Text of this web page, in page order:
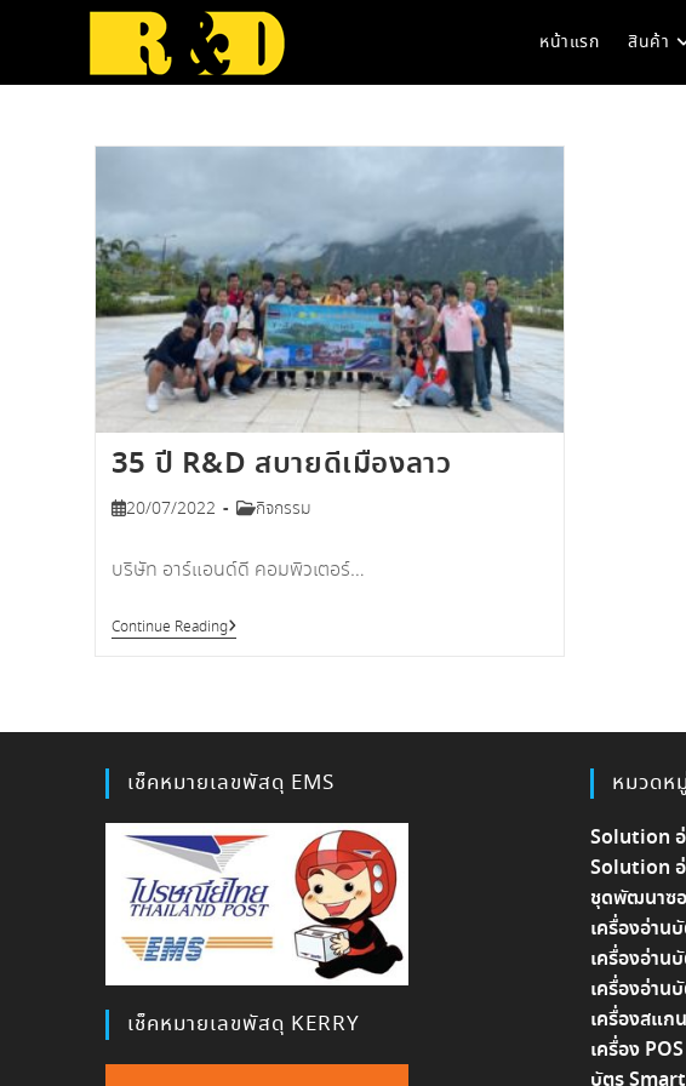
หน้าแรก สินค้า
35 ปี R&D สบายดีเมืองลาว
Post20/07/2022
Postกิจกรรม
บริษัท อาร์แอนด์ดี คอมพิวเตอร์…
Continue Reading35
ปี
เช็คหมายเลขพัสดุ EMS
เช็คหมายเลขพัสดุ KERRY
หมวดห
Solution อ่
Solution
ชุดพัฒนาซอ
เครื่องอ่าน
เครื่องอ่าน
เครื่องอ่าน
เครื่องสแก
เครื่อง POS